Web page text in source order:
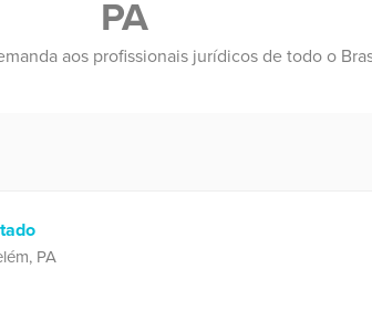
PA
aos profissionais jurídicos de todo o
PA